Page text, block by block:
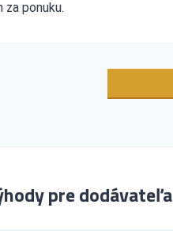
za ponuku.
pre dodávateľa